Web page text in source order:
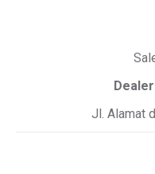
Dealer
Jl. Alamat